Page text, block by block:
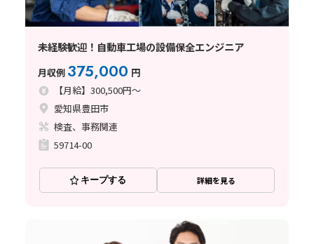
未経験歓迎！自動車工場の設備保全エンジニア
月収例 375,000 円
【月給】300,500円～
愛知県豊田市
検査、事務関連
59714-00
キープする 詳細を見る